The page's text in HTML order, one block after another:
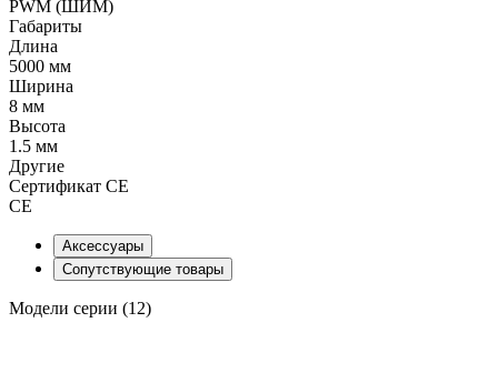
PWM (ШИМ)
Габариты
Длина
5000 мм
Ширина
8 мм
Высота
1.5 мм
Другие
Сертификат CE
CE
Аксессуары
Сопутствующие товары
Модели серии (12)